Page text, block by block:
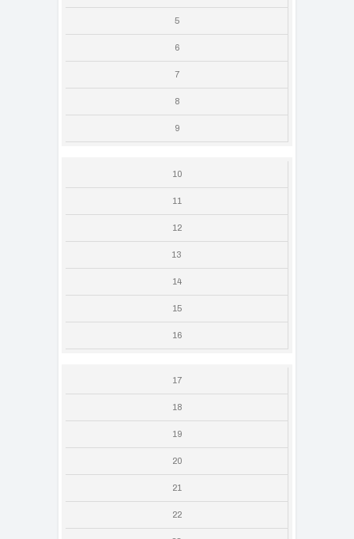
5
6
7
8
9
10
11
12
13
14
15
16
17
18
19
20
21
22